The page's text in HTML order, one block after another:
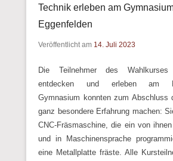
Technik erleben am
Eggenfelden
Veröffentlicht am 14. Juli 2023
Die Teilnehmer des
entdecken und erleben am
Gymnasium konnten zum Abschluss
ganz besondere Erfahrung machen:
CNC-Fräsmaschine, die ein von
und in Maschinensprache
eine Metallplatte fräste. Alle